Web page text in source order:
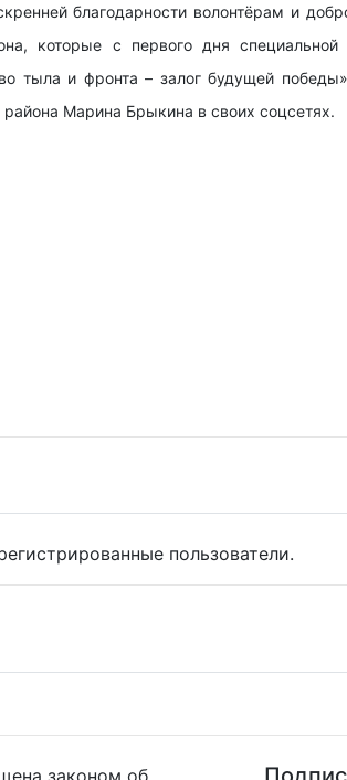
благодарности волонтёрам и
которые с первого дня специальной
тыла и фронта – залог будущей
Марина Брыкина в своих соцсетях.
пользователи.